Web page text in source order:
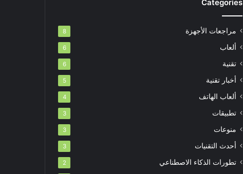
Categories
مراجعات الأجهزة 8
ألعاب 6
تقنية 6
أخبار تقنية 5
ألعاب الهاتف 4
تطبيقات 3
منوعات 3
أحدث التقنيات 3
تطورات الذكاء الاصطناعي 2